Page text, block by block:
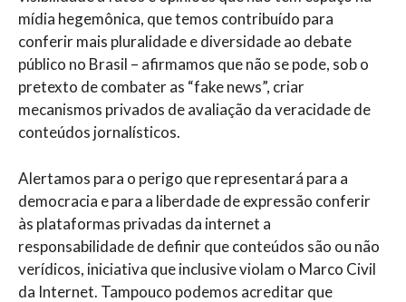
mídia hegemônica, que temos contribuído para
conferir mais pluralidade e diversidade ao debate
público no Brasil – afirmamos que não se pode, sob o
pretexto de combater as “fake news”, criar
mecanismos privados de avaliação da veracidade de
conteúdos jornalísticos.
Alertamos para o perigo que representará para a
democracia e para a liberdade de expressão conferir
às plataformas privadas da internet a
responsabilidade de definir que conteúdos são ou não
verídicos, iniciativa que inclusive violam o Marco Civil
da Internet. Tampouco podemos acreditar que